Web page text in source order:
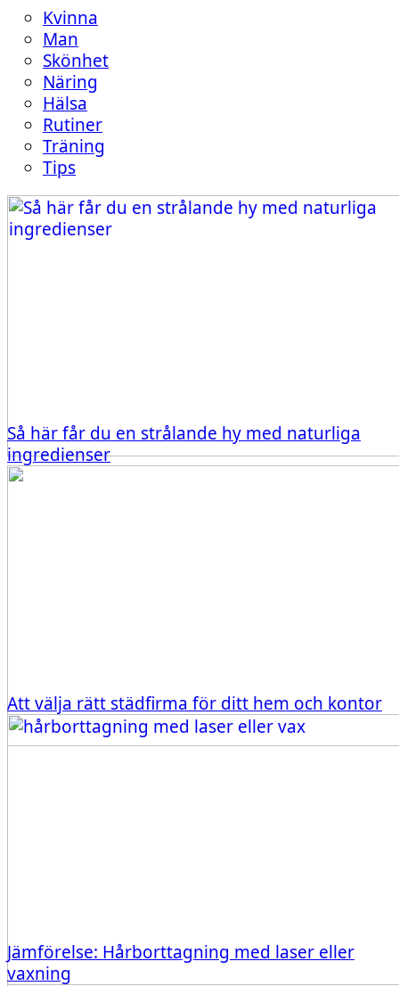
Kvinna
Man
Skönhet
Näring
Hälsa
Rutiner
Träning
Tips
Så här får du en strålande hy med naturliga
ingredienser
Att välja rätt städfirma för ditt hem och kontor
Jämförelse: Hårborttagning med laser eller
vaxning